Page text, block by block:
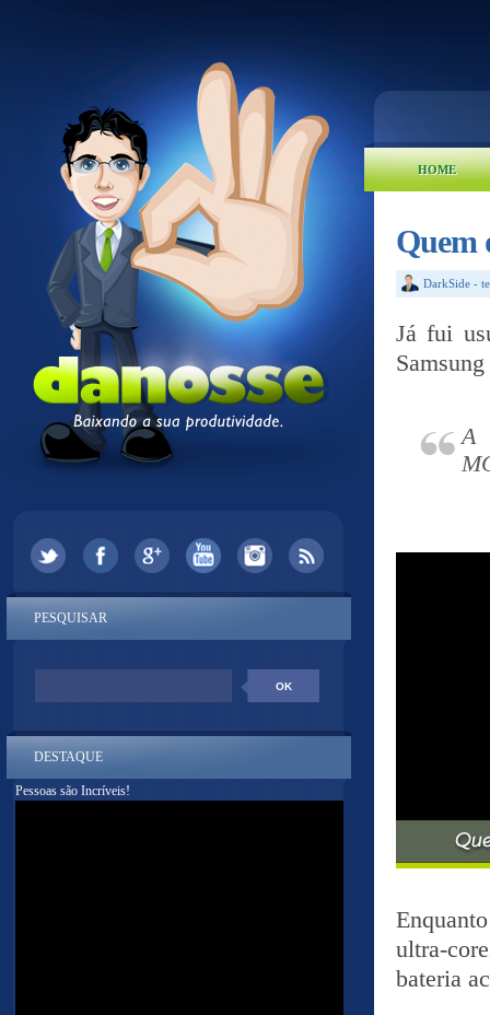
HOME
Quem
DarkSide -
Já fui
A
ultra-
bateria
PESQUISAR
DESTAQUE
Pessoas são Incríveis!